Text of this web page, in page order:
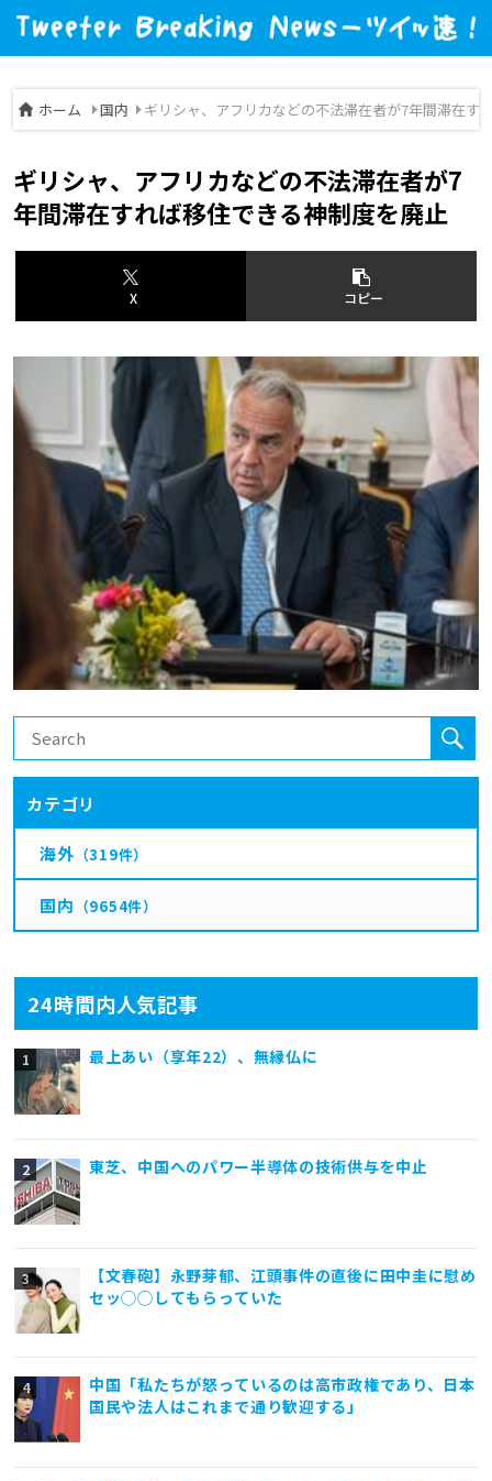
ホーム 国内 ギリシャ、アフリカなどの不法滞在者が7年間滞在す
24時間内人気記事
最上あい（享年22）、無縁仏に
東芝、中国へのパワー半導体の技術供与を中止
【文春砲】永野芽郁、江頭事件の直後に田中圭に慰め
セッ◯◯してもらっていた
中国「私たちが怒っているのは高市政権であり、日本
国民や法人はこれまで通り歓迎する」
ギリシャ、アフリカなどの不法滞在者が7
年間滞在すれば移住できる神制度を廃止
X コピー
カテゴリ
海外 （319件）
国内 （9654件）